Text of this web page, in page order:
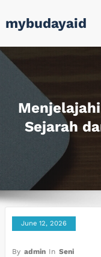
to
content
mybudayaid
Sejarah
June 12, 2026
By admin In Seni